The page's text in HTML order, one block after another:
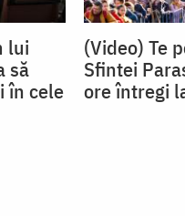
lui
să
în cele
(Video) Te
Sfintei
ore întregi